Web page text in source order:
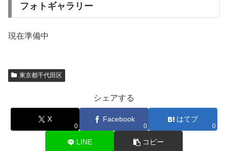
フォトギャラリー
現在準備中
東京都千代田区
シェアする
X
0
Facebook
0
はてブ
0
LINE コピー